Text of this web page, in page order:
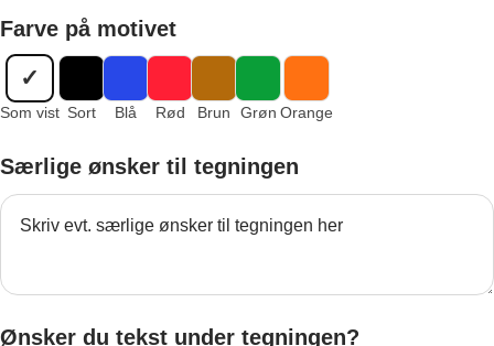
Farve på motivet
✓
Som vist Sort Blå Rød Brun Grøn Orange
Særlige ønsker til tegningen
Ønsker du tekst under tegningen?